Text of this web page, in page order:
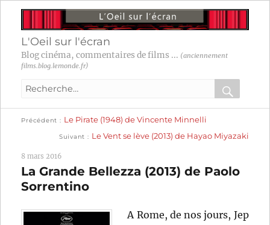
L'Oeil sur l'écran
Blog cinéma, commentaires de films ... (anciennement
films.blog.lemonde.fr)
Recherche
:
OK
Navigation
l’article
Précédent
précédente :
Le Pirate (1948) de Vincente Minnelli
Suivant
suivante :
Le Vent se lève (2013) de Hayao Miyazaki
8 mars 2016
La Grande Bellezza (2013) de Paolo
Sorrentino
A Rome, de nos jours, Jep